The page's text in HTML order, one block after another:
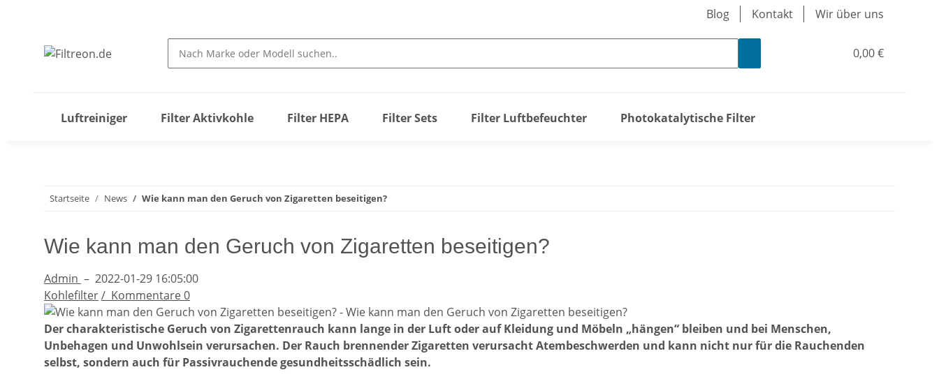
Blog Kontakt Wir über uns
0,00 €
Luftreiniger Filter Aktivkohle Filter HEPA Filter Sets Filter Luftbefeuchter Photokatalytische Filter
Startseite News Wie kann man den Geruch von Zigaretten beseitigen?
Wie kann man den Geruch von Zigaretten beseitigen?
Admin – 2022-01-29 16:05:00
Kohlefilter/ Kommentare0
Der charakteristische Geruch von Zigarettenrauch kann lange in der Luft oder auf Kleidung und Möbeln „hängen“ bleiben und bei Menschen,
Unbehagen und Unwohlsein verursachen. Der Rauch brennender Zigaretten verursacht Atembeschwerden und kann nicht nur für die Rauchenden
selbst, sondern auch für Passivrauchende gesundheitsschädlich sein.